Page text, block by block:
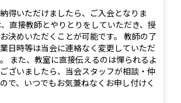
得いただけましたら、ご入会となりま
直接教師とやりとりをしていただき、授
決めいただくことが可能です。 教師の了
日時等は当会に連絡なく変更していただ
また、教室に直接伝えるのは憚られるよ
ざいましたら、当会スタッフが相談・仲
で、いつでもお気兼ねなくお申し付けく